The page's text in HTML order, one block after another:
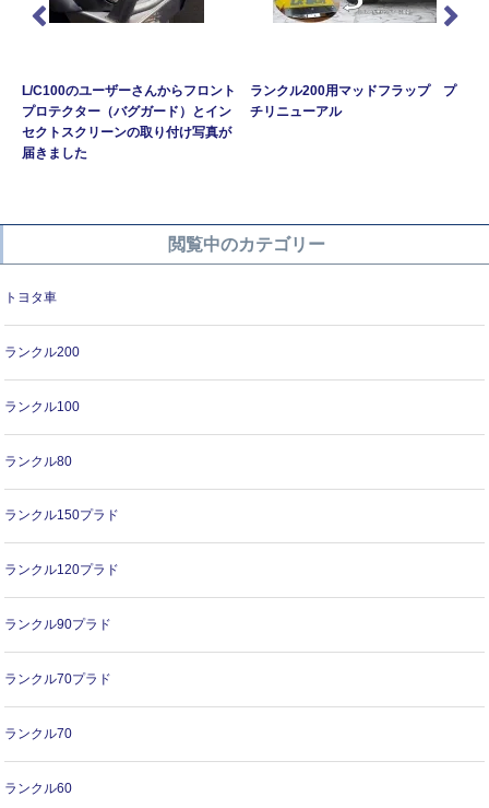
L/C100のユーザーさんからフロント
プロテクター（バグガード）とイン
セクトスクリーンの取り付け写真が
届きました
ランクル200用マッドフラップ プ
チリニューアル
閲覧中のカテゴリー
トヨタ車
ランクル200
ランクル100
ランクル80
ランクル150プラド
ランクル120プラド
ランクル90プラド
ランクル70プラド
ランクル70
ランクル60